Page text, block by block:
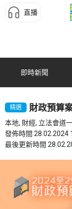
直播
即時新聞
精選 財政預算
本地, 財經, 立法會道
發佈時間 28.02.2024
最後更新時間